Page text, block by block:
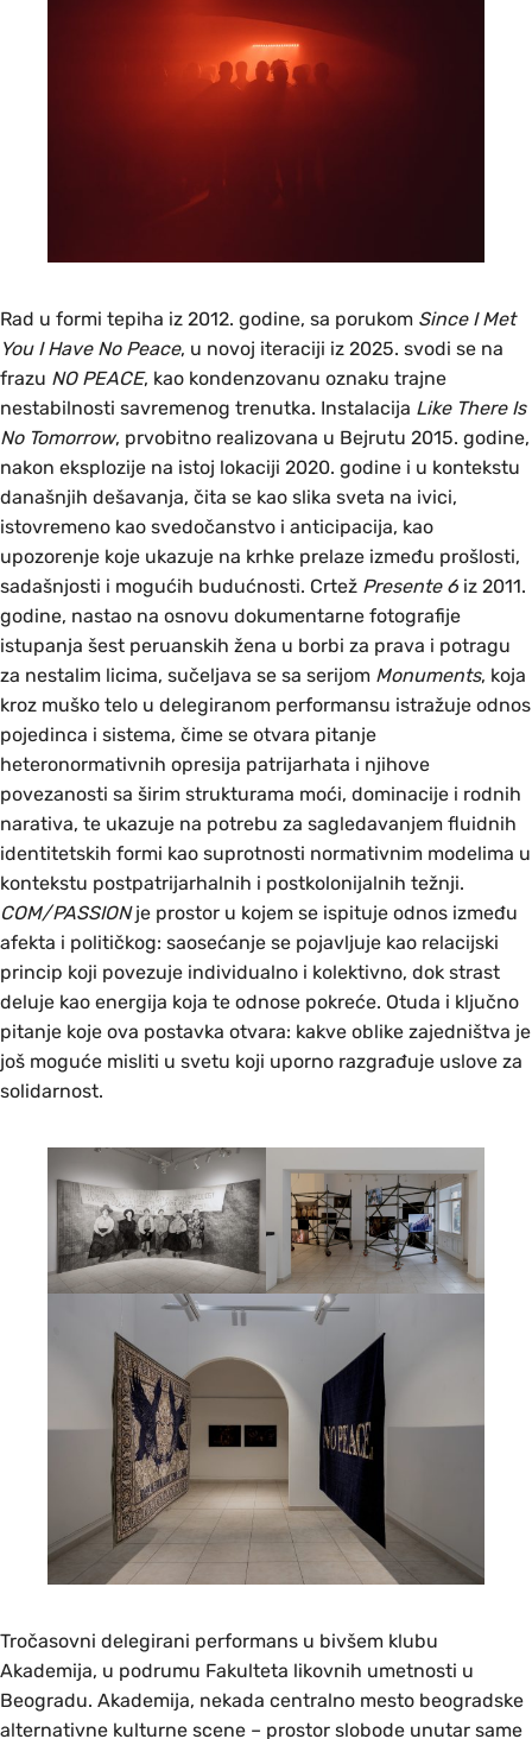
Rad u formi tepiha iz 2012. godine, sa porukom Since I Met
You I Have No Peace, u novoj iteraciji iz 2025. svodi se na
frazu NO PEACE, kao kondenzovanu oznaku trajne
nestabilnosti savremenog trenutka. Instalacija Like There Is
No Tomorrow, prvobitno realizovana u Bejrutu 2015. godine,
nakon eksplozije na istoj lokaciji 2020. godine i u kontekstu
današnjih dešavanja, čita se kao slika sveta na ivici,
istovremeno kao svedočanstvo i anticipacija, kao
upozorenje koje ukazuje na krhke prelaze između prošlosti,
sadašnjosti i mogućih budućnosti. Crtež Presente 6 iz 2011.
godine, nastao na osnovu dokumentarne fotografije
istupanja šest peruanskih žena u borbi za prava i potragu
za nestalim licima, sučeljava se sa serijom Monuments, koja
kroz muško telo u delegiranom performansu istražuje odnos
pojedinca i sistema, čime se otvara pitanje
heteronormativnih opresija patrijarhata i njihove
povezanosti sa širim strukturama moći, dominacije i rodnih
narativa, te ukazuje na potrebu za sagledavanjem fluidnih
identitetskih formi kao suprotnosti normativnim modelima u
kontekstu postpatrijarhalnih i postkolonijalnih težnji.
COM/PASSIONje prostor u kojem se ispituje odnos između
afekta i političkog: saosećanje se pojavljuje kao relacijski
princip koji povezuje individualno i kolektivno, dok strast
deluje kao energija koja te odnose pokreće. Otuda i ključno
pitanje koje ova postavka otvara: kakve oblike zajedništva je
još moguće misliti u svetu koji uporno razgrađuje uslove za
solidarnost.
Tročasovni delegirani performans u bivšem klubu
Akademija, u podrumu Fakulteta likovnih umetnosti u
Beogradu. Akademija, nekada centralno mesto beogradske
alternativne kulturne scene – prostor slobode unutar same